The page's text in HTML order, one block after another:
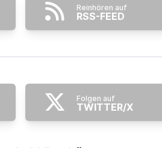
Reinhören auf
RSS-FEED
Folgen auf
TWITTER/X